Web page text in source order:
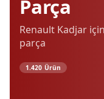
Parça
Renault Kadjar
parça
1.420 Ürün